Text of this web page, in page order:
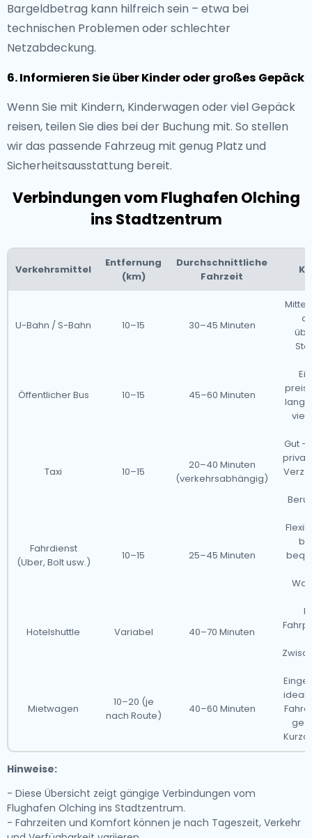
Bargeldbetrag kann hilfreich sein – etwa bei
technischen Problemen oder schlechter
Netzabdeckung.
6. Informieren Sie über Kinder oder großes Gepäck
Wenn Sie mit Kindern, Kinderwagen oder viel Gepäck
reisen, teilen Sie dies bei der Buchung mit. So stellen
wir das passende Fahrzeug mit genug Platz und
Sicherheitsausstattung bereit.
Verbindungen vom Flughafen Olching
ins Stadtzentrum
Verkehrsmittel
Entfernung
(km)
Durchschnittliche
Fahrzeit
U-Bahn / S-Bahn 10–15 30–45 Minuten
Mittel
Öffentlicher Bus 10–15 45–60 Minuten
Taxi 10–15
20–40 Minuten
(verkehrsabhängig)
Gut –
Fahrdienst
(Uber, Bolt usw.)
10–15 25–45 Minuten
Hotelshuttle Variabel 40–70 Minuten
Mietwagen
10–20 (je
nach Route)
40–60 Minuten
ideal
Hinweise:
- Diese Übersicht zeigt gängige Verbindungen vom
Flughafen Olching ins Stadtzentrum.
- Fahrzeiten und Komfort können je nach Tageszeit, Verkehr